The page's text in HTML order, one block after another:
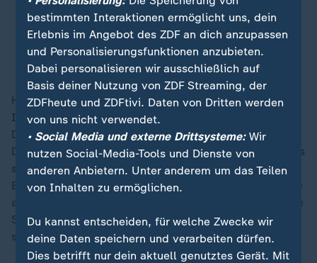
Wirtschaft würde darunter erheblich
leiden.
Michael Hüther, Direktor des Instituts der deutschen Wirtschaft
Hohe US-Zölle gegenüberChina würden zudem den
Importdruck chinesischer Produkte in Europa erhöhen.
Dies wäre jedoch nur für die Preisentwicklung in
Deutschland vorteilhaft: "Es ist nicht zu erwarten, dass
sich das Preisniveau stark erhöht solange die
Energiepreise stabil bleiben. Im Gegenteil: werden die
angedrohten Zollerhöhungen umgesetzt, zeigen unsere
Simulationen, dass dieInflationleicht sinken könnte",
sagte Hüther.
bestimmten Interaktionen ermöglicht uns, dein
Erlebnis im Angebot des ZDF an dich anzupassen
und Personalisierungsfunktionen anzubieten.
Dabei personalisieren wir ausschließlich auf
Basis deiner Nutzung von ZDF Streaming, der
ZDFheute und ZDFtivi. Daten von Dritten werden
von uns nicht verwendet.
• Social Media und externe Drittsysteme:Wir
nutzen Social-Media-Tools und Dienste von
anderen Anbietern. Unter anderem um das Teilen
von Inhalten zu ermöglichen.
Du kannst entscheiden, für welche Zwecke wir
deine Daten speichern und verarbeiten dürfen.
Dies betrifft nur dein aktuell genutztes Gerät. Mit